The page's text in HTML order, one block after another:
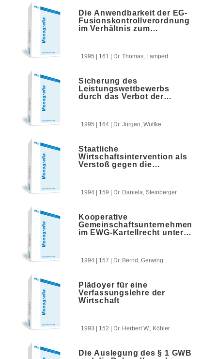
Die Anwendbarkeit der EG-
Fusionskontrollverordnung
im Verhältnis zum
1995 | 161 | Dr. Thomas, Lampert
Sicherung des
Leistungswettbewerbs
durch das Verbot der
1995 | 164 | Dr. Jürgen, Wuttke
Staatliche
Wirtschaftsintervention als
Verstoß gegen die
1994 | 159 | Dr. Daniela, Steinberger
Kooperative
Gemeinschaftsunternehmen
im EWG-Kartellrecht unter
1994 | 157 | Dr. Bernd, Gerwing
Plädoyer für eine
Verfassungslehre der
Wirtschaft
1993 | 152 | Dr. Herbert W., Köhler
Die Auslegung des § 1 GWB